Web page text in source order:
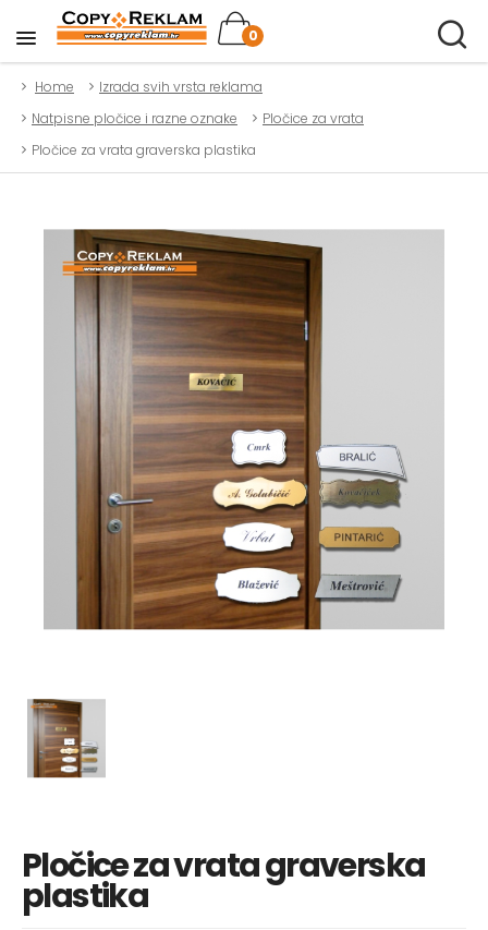
0
Home
Izrada svih vrsta reklama
Natpisne pločice i razne oznake
Pločice za vrata
Pločice za vrata graverska plastika
Pločice za vrata graverska
plastika